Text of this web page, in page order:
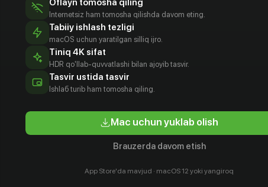
Oflayn tomosha qiling
Internetsiz ham tomosha qilishda davom eting.
Tabiiy ishlash tezligi
macOS uchun yaratilgan silliq ijro.
Tiniq 4K sifat
HDR qo'llab-quvvatlashi bilan ajoyib tasvir.
Tasvir ustida tasvir
Ishlаб turib ham tomosha qiling.
Mac uchun yuklab olish
Brauzerda davom etish
App Store'da mavjud · macOS 12 yoki yangiroq